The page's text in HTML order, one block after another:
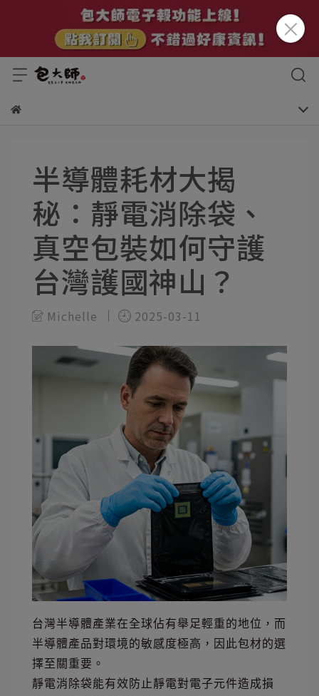
半導體耗材大揭
秘：靜電消除袋、
真空包裝如何守護
台灣護國神山？
Michelle 2025-03-11
台灣半導體產業在全球佔有舉足輕重的地位，而
半導體產品對環境的敏感度極高，因此包材的選
擇至關重要。
靜電消除袋能有效防止靜電對電子元件造成損